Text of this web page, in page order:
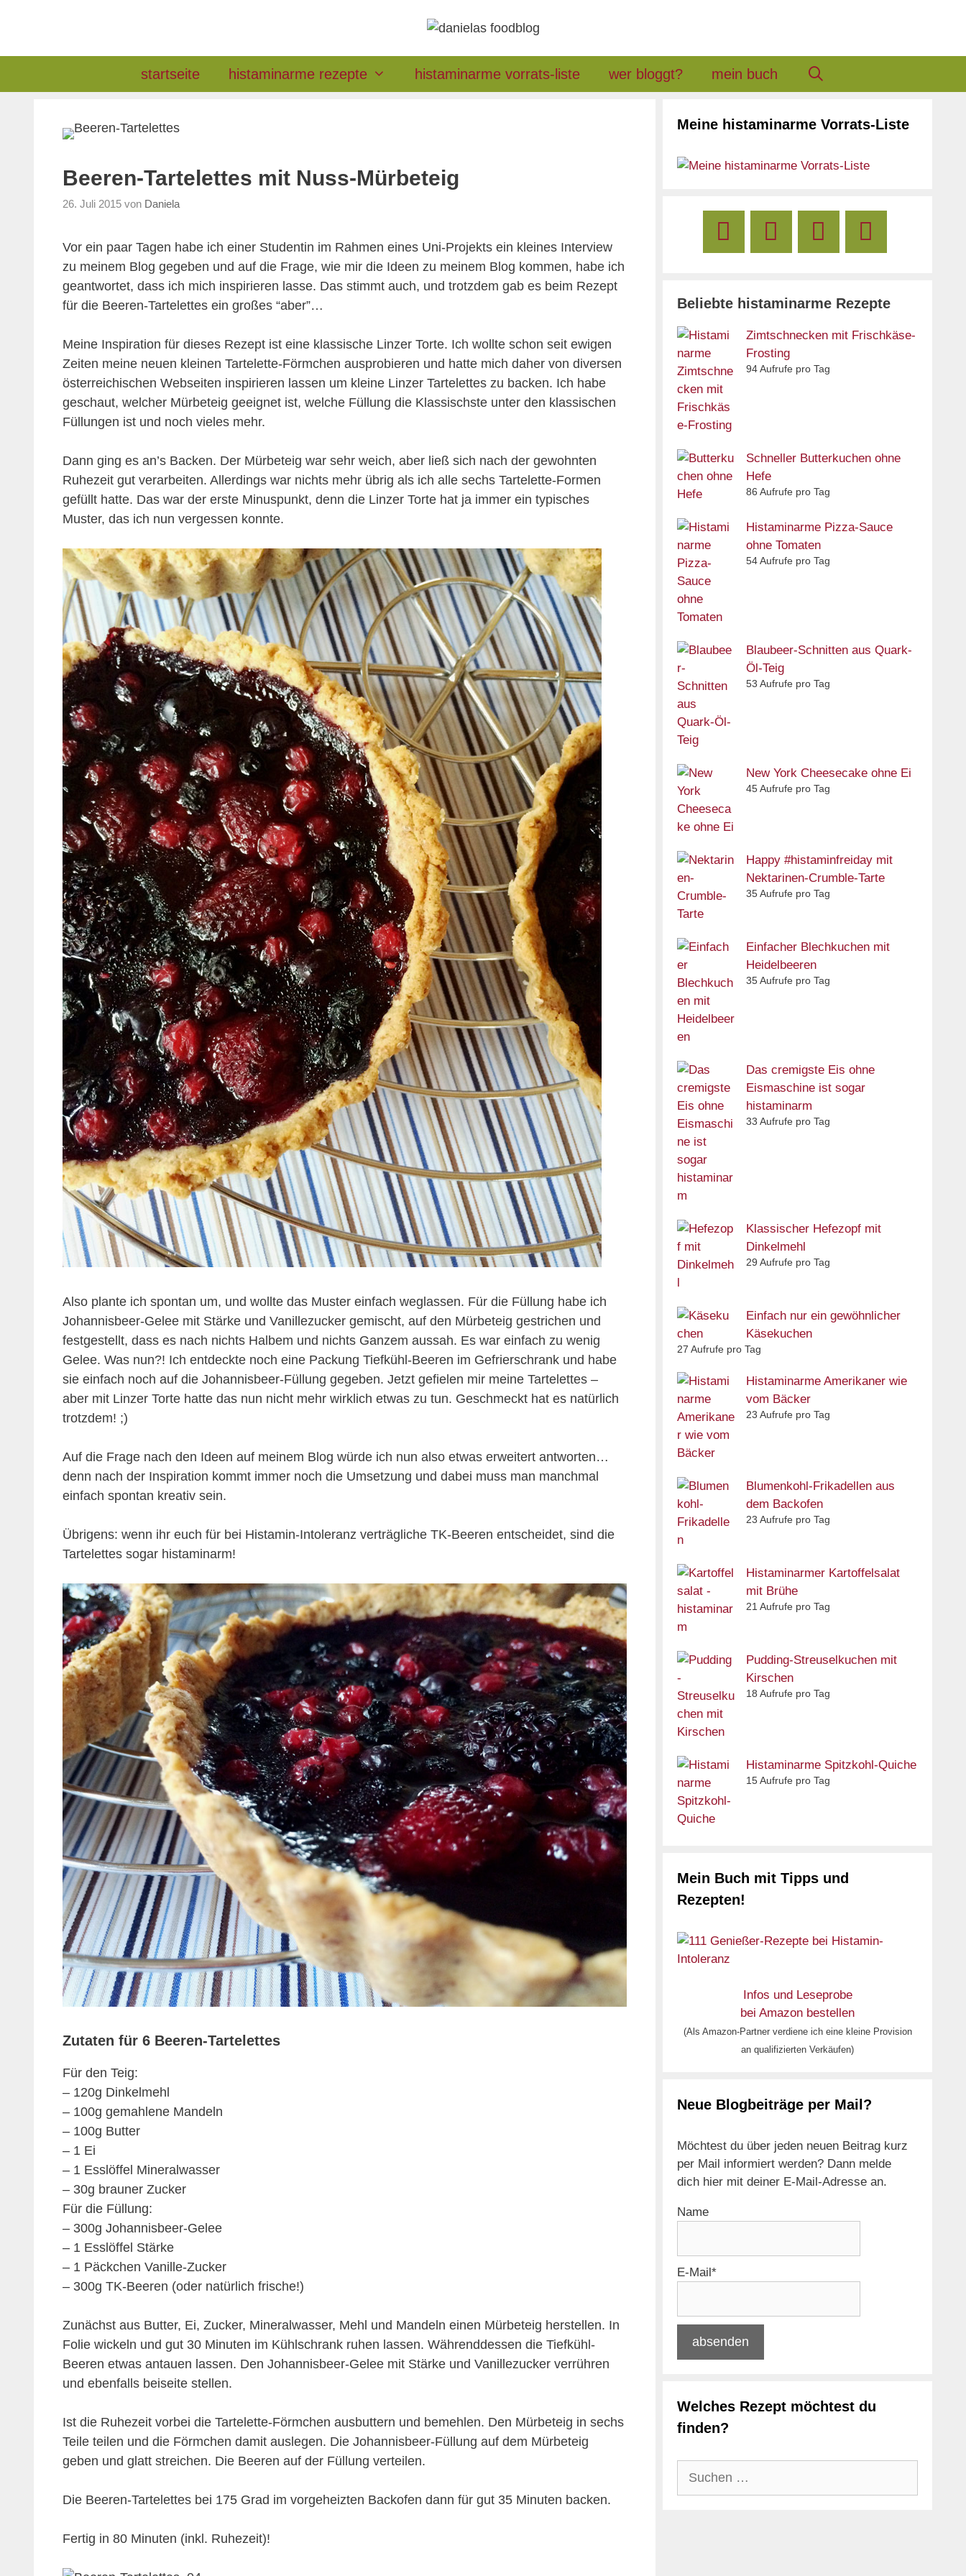
startseite histaminarme rezepte histaminarme vorrats-liste wer bloggt? mein buch
Beeren-Tartelettes mit Nuss-Mürbeteig
26. Juli 2015 von Daniela
Vor ein paar Tagen habe ich einer Studentin im Rahmen eines Uni-Projekts ein kleines Interview
zu meinem Blog gegeben und auf die Frage, wie mir die Ideen zu meinem Blog kommen, habe ich
geantwortet, dass ich mich inspirieren lasse. Das stimmt auch, und trotzdem gab es beim Rezept
für die Beeren-Tartelettes ein großes “aber”…
Meine Inspiration für dieses Rezept ist eine klassische Linzer Torte. Ich wollte schon seit ewigen
Zeiten meine neuen kleinen Tartelette-Förmchen ausprobieren und hatte mich daher von diversen
österreichischen Webseiten inspirieren lassen um kleine Linzer Tartelettes zu backen. Ich habe
geschaut, welcher Mürbeteig geeignet ist, welche Füllung die Klassischste unter den klassischen
Füllungen ist und noch vieles mehr.
Dann ging es an’s Backen. Der Mürbeteig war sehr weich, aber ließ sich nach der gewohnten
Ruhezeit gut verarbeiten. Allerdings war nichts mehr übrig als ich alle sechs Tartelette-Formen
gefüllt hatte. Das war der erste Minuspunkt, denn die Linzer Torte hat ja immer ein typisches
Muster, das ich nun vergessen konnte.
Also plante ich spontan um, und wollte das Muster einfach weglassen. Für die Füllung habe ich
Johannisbeer-Gelee mit Stärke und Vanillezucker gemischt, auf den Mürbeteig gestrichen und
festgestellt, dass es nach nichts Halbem und nichts Ganzem aussah. Es war einfach zu wenig
Gelee. Was nun?! Ich entdeckte noch eine Packung Tiefkühl-Beeren im Gefrierschrank und habe
sie einfach noch auf die Johannisbeer-Füllung gegeben. Jetzt gefielen mir meine Tartelettes –
aber mit Linzer Torte hatte das nun nicht mehr wirklich etwas zu tun. Geschmeckt hat es natürlich
trotzdem! ;)
Auf die Frage nach den Ideen auf meinem Blog würde ich nun also etwas erweitert antworten…
denn nach der Inspiration kommt immer noch die Umsetzung und dabei muss man manchmal
einfach spontan kreativ sein.
Übrigens: wenn ihr euch für bei Histamin-Intoleranz verträgliche TK-Beeren entscheidet, sind die
Tartelettes sogar histaminarm!
Zutaten für 6 Beeren-Tartelettes
Für den Teig:
– 120g Dinkelmehl
– 100g gemahlene Mandeln
– 100g Butter
– 1 Ei
– 1 Esslöffel Mineralwasser
– 30g brauner Zucker
Für die Füllung:
– 300g Johannisbeer-Gelee
– 1 Esslöffel Stärke
– 1 Päckchen Vanille-Zucker
– 300g TK-Beeren (oder natürlich frische!)
Zunächst aus Butter, Ei, Zucker, Mineralwasser, Mehl und Mandeln einen Mürbeteig herstellen. In
Folie wickeln und gut 30 Minuten im Kühlschrank ruhen lassen. Währenddessen die Tiefkühl-
Beeren etwas antauen lassen. Den Johannisbeer-Gelee mit Stärke und Vanillezucker verrühren
und ebenfalls beiseite stellen.
Ist die Ruhezeit vorbei die Tartelette-Förmchen ausbuttern und bemehlen. Den Mürbeteig in sechs
Teile teilen und die Förmchen damit auslegen. Die Johannisbeer-Füllung auf dem Mürbeteig
geben und glatt streichen. Die Beeren auf der Füllung verteilen.
Die Beeren-Tartelettes bei 175 Grad im vorgeheizten Backofen dann für gut 35 Minuten backen.
Fertig in 80 Minuten (inkl. Ruhezeit)!
Meine histaminarme Vorrats-Liste
Beliebte histaminarme Rezepte
Zimtschnecken mit Frischkäse-
Frosting
94 Aufrufe pro Tag
Schneller Butterkuchen ohne
Hefe
86 Aufrufe pro Tag
Histaminarme Pizza-Sauce
ohne Tomaten
54 Aufrufe pro Tag
Blaubeer-Schnitten aus Quark-
Öl-Teig
53 Aufrufe pro Tag
New York Cheesecake ohne Ei
45 Aufrufe pro Tag
Happy #histaminfreiday mit
Nektarinen-Crumble-Tarte
35 Aufrufe pro Tag
Einfacher Blechkuchen mit
Heidelbeeren
35 Aufrufe pro Tag
Das cremigste Eis ohne
Eismaschine ist sogar
histaminarm
33 Aufrufe pro Tag
Klassischer Hefezopf mit
Dinkelmehl
29 Aufrufe pro Tag
Einfach nur ein gewöhnlicher
Käsekuchen
27 Aufrufe pro Tag
Histaminarme Amerikaner wie
vom Bäcker
23 Aufrufe pro Tag
Blumenkohl-Frikadellen aus
dem Backofen
23 Aufrufe pro Tag
Histaminarmer Kartoffelsalat
mit Brühe
21 Aufrufe pro Tag
Pudding-Streuselkuchen mit
Kirschen
18 Aufrufe pro Tag
Histaminarme Spitzkohl-Quiche
15 Aufrufe pro Tag
Mein Buch mit Tipps und
Rezepten!
Infos und Leseprobe
bei Amazon bestellen
(Als Amazon-Partner verdiene ich eine kleine Provision
an qualifizierten Verkäufen)
Neue Blogbeiträge per Mail?
Möchtest du über jeden neuen Beitrag kurz
per Mail informiert werden? Dann melde
dich hier mit deiner E-Mail-Adresse an.
Name
E-Mail*
Welches Rezept möchtest du
finden?
nach: